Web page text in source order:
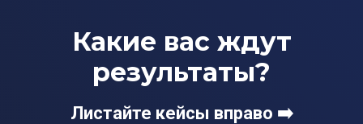
Какие вас ждут
результаты?
Листайте кейсы вправо ➡️